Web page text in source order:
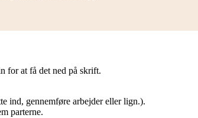
for at få det ned på skrift.
ind, gennemføre arbejder eller lign.).
parterne.